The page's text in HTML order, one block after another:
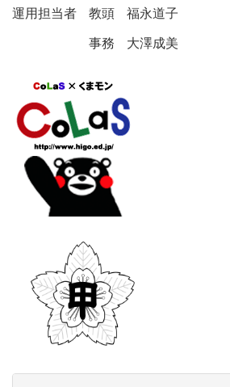
運用担当者 教頭 福永道子
事務 大澤成美